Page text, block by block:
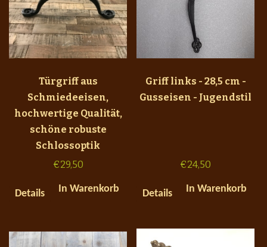
Türgriff aus
Schmiedeeisen,
hochwertige Qualität,
schöne robuste
Schlossoptik
€29,50
Details In Warenkorb
Griff links - 28,5 cm -
Gusseisen - Jugendstil
€24,50
Details In Warenkorb